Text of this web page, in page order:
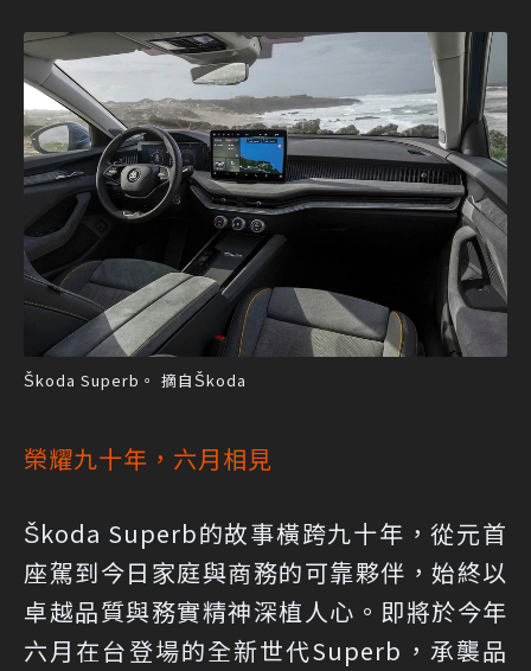
Škoda Superb。 摘自Škoda
榮耀九十年，六月相見
Škoda Superb的故事橫跨九十年，從元首
座駕到今日家庭與商務的可靠夥伴，始終以
卓越品質與務實精神深植人心。即將於今年
六月在台登場的全新世代Superb，承襲品